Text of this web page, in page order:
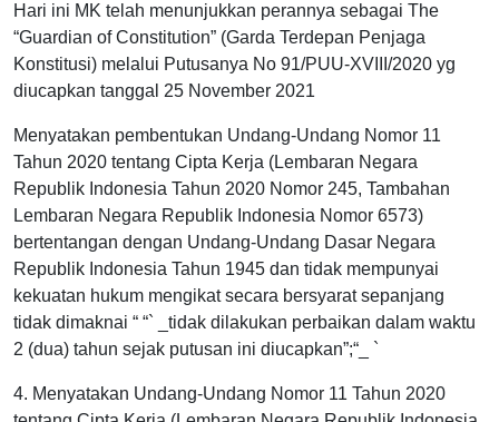
Hari ini MK telah menunjukkan perannya sebagai The
“Guardian of Constitution” (Garda Terdepan Penjaga
Konstitusi) melalui Putusanya No 91/PUU-XVIII/2020 yg
diucapkan tanggal 25 November 2021
Menyatakan pembentukan Undang-Undang Nomor 11
Tahun 2020 tentang Cipta Kerja (Lembaran Negara
Republik Indonesia Tahun 2020 Nomor 245, Tambahan
Lembaran Negara Republik Indonesia Nomor 6573)
bertentangan dengan Undang-Undang Dasar Negara
Republik Indonesia Tahun 1945 dan tidak mempunyai
kekuatan hukum mengikat secara bersyarat sepanjang
tidak dimaknai “ “` _tidak dilakukan perbaikan dalam waktu
2 (dua) tahun sejak putusan ini diucapkan”;“_ `
4. Menyatakan Undang-Undang Nomor 11 Tahun 2020